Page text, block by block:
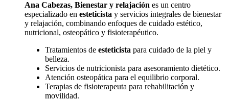
Ana Cabezas, Bienestar y relajación es un centro
especializado en esteticista y servicios integrales de bienestar
y relajación, combinando enfoques de cuidado estético,
nutricional, osteopático y fisioterapéutico.
Tratamientos de esteticista para cuidado de la piel y
belleza.
Servicios de nutricionista para asesoramiento dietético.
Atención osteopática para el equilibrio corporal.
Terapias de fisioterapeuta para rehabilitación y
movilidad.